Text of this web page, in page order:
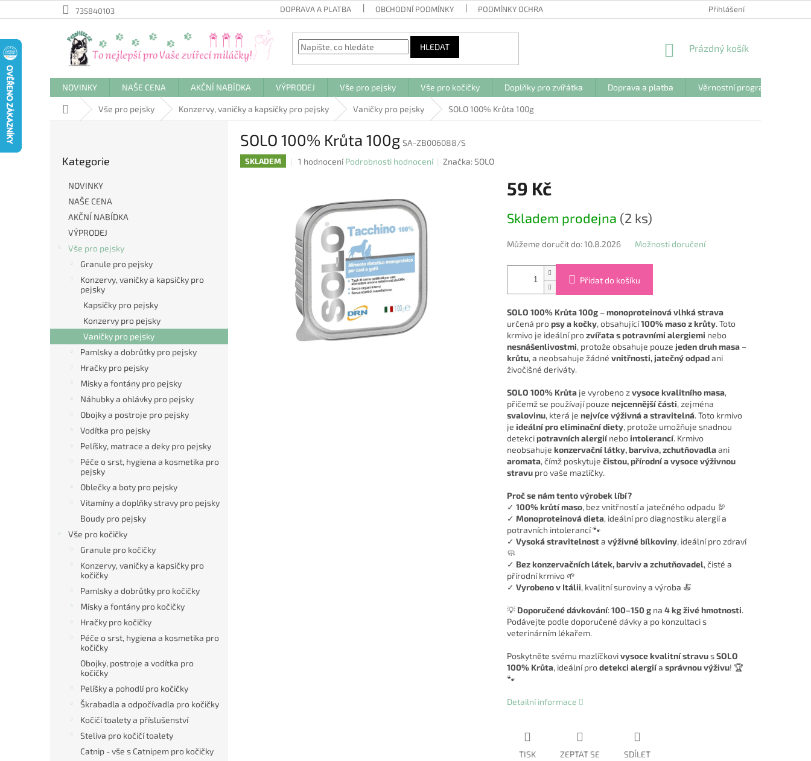
na
735840103 DOPRAVA A PLATBA OBCHODNÍ PODMÍNKY PODMÍNKY OCHRANY OSOBNÍCH ÚDAJŮ Přihlášení
HLEDAT
NÁKUPNÍ
Prázdný košík
NOVINKY NAŠE CENA AKČNÍ NABÍDKA VÝPRODEJ Vše pro pejsky Vše pro kočičky Doplňky pro zvířátka Doprava a platba Věrnostní program
Domů Vše pro pejsky Konzervy, vaničky a kapsičky pro pejsky Vaničky pro pejsky SOLO 100% Krůta 100g
kategorie
Kategorie
NOVINKY
NAŠE CENA
AKČNÍ NABÍDKA
VÝPRODEJ
Vše pro pejsky
Granule pro pejsky
Konzervy, vaničky a kapsičky pro
pejsky
Kapsičky pro pejsky
Konzervy pro pejsky
Vaničky pro pejsky
Pamlsky a dobrůtky pro pejsky
Hračky pro pejsky
Misky a fontány pro pejsky
Náhubky a ohlávky pro pejsky
Obojky a postroje pro pejsky
Vodítka pro pejsky
Pelíšky, matrace a deky pro pejsky
Péče o srst, hygiena a kosmetika pro
pejsky
Oblečky a boty pro pejsky
Vitamíny a doplňky stravy pro pejsky
Boudy pro pejsky
Vše pro kočičky
Granule pro kočičky
Konzervy, vaničky a kapsičky pro
kočičky
Pamlsky a dobrůtky pro kočičky
Misky a fontány pro kočičky
Hračky pro kočičky
Péče o srst, hygiena a kosmetika pro
kočičky
Obojky, postroje a vodítka pro
kočičky
Pelíšky a pohodlí pro kočičky
Škrabadla a odpočívadla pro kočičky
Kočičí toalety a příslušenství
Steliva pro kočičí toalety
Catnip - vše s Catnipem pro kočičky
SOLO 100% Krůta 100g SA-ZB006088/S
SKLADEM
Průměrné
5,0
z
hvězdiček.
1 hodnocení Podrobnosti hodnocení Značka:SOLO
59 Kč
cena:
Skladem prodejna (2 ks)
Můžeme doručit do: 10.8.2026 Možnosti doručení
Přidat do košíku
SOLO 100% Krůta 100g–monoproteinová vlhká strava
určená propsy a kočky, obsahující100% maso z krůty. Toto
krmivo je ideální prozvířata s potravními alergiemi nebo
nesnášenlivostmi, protože obsahuje pouze jeden druh masa–
krůtu, a neobsahuje žádné vnitřnosti, jatečný odpadani
živočišné deriváty.
SOLO 100% Krůtaje vyrobeno zvysoce kvalitního masa,
přičemž se používají pouze nejcennější části, zejména
svalovinu, která je nejvíce výživná a stravitelná. Toto krmivo
je ideální pro eliminační diety, protože umožňuje snadnou
detekcipotravních alergiínebo intolerancí. Krmivo
neobsahuje konzervační látky, barviva, zchutňovadlaani
aromata, čímž poskytuje čistou, přírodní a vysoce výživnou
stravupro vaše mazlíčky.
Proč se nám tento výrobek líbí?
✓ 100% krůtí maso, bez vnitřností a jatečného odpadu 🦃
✓ Monoproteinová dieta, ideální pro diagnostiku alergií a
potravních intolerancí 🐾
✓ Vysoká stravitelnosta výživné bílkoviny, ideální pro zdraví
🧼
✓ Bez konzervačních látek, barviv a zchutňovadel, čisté a
přírodní krmivo 🌱
✓ Vyrobeno v Itálii, kvalitní suroviny a výroba 🍝
💡 Doporučené dávkování:100–150 gna 4 kg živé hmotnosti.
Podávejte podle doporučené dávky a po konzultaci s
veterinárním lékařem.
Poskytněte svému mazlíčkovivysoce kvalitní stravusSOLO
100% Krůta, ideální prodetekci alergiía správnou výživu! 🏆
🐾
Detailní informace
TISK ZEPTAT SE SDÍLET